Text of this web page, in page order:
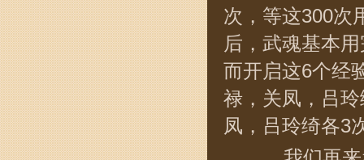
次，等这300次
后，武魂基本
而开启这6个经
禄，关凤，吕
凤，吕玲绮各3